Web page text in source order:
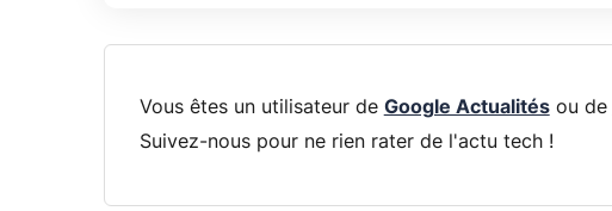
Vous êtes un utilisateur de Google Actualitésou de
Suivez-nous pour ne rien rater de l'actu tech !